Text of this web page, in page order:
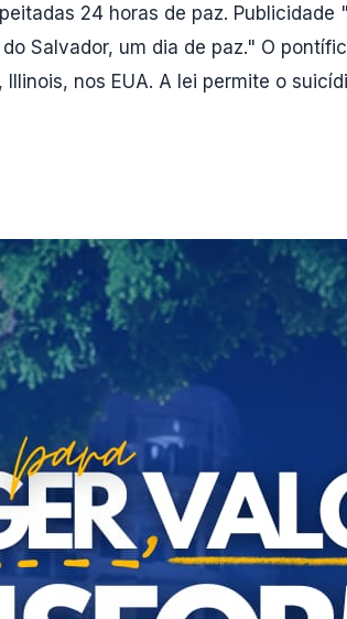
24 horas de paz.
Salvador, um dia de paz." O
nos EUA. A lei permite o